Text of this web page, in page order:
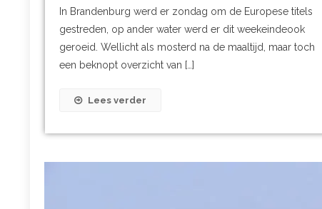
In Brandenburg werd er zondag om de Europese titels
gestreden, op ander water werd er dit weekeindeook
geroeid. Wellicht als mosterd na de maaltijd, maar toch
een beknopt overzicht van […]
Lees verder